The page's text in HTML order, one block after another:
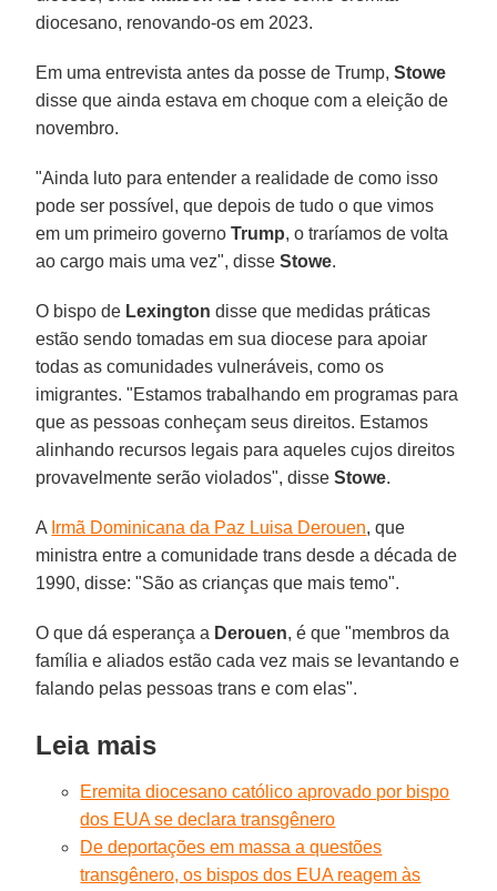
diocesano, renovando-os em 2023.
Em uma entrevista antes da posse de Trump,Stowe
disse que ainda estava em choque com a eleição de
novembro.
"Ainda luto para entender a realidade de como isso
pode ser possível, que depois de tudo o que vimos
em um primeiro governoTrump, o traríamos de volta
ao cargo mais uma vez", disseStowe.
O bispo de Lexington disse que medidas práticas
estão sendo tomadas em sua diocese para apoiar
todas as comunidades vulneráveis, como os
imigrantes. "Estamos trabalhando em programas para
que as pessoas conheçam seus direitos. Estamos
alinhando recursos legais para aqueles cujos direitos
provavelmente serão violados", disseStowe.
A Irmã Dominicana da Paz Luisa Derouen, que
ministra entre a comunidade trans desde a década de
1990, disse: "São as crianças que mais temo".
O que dá esperança a Derouen, é que "membros da
família e aliados estão cada vez mais se levantando e
falando pelas pessoas trans e com elas".
Leia mais
Eremita diocesano católico aprovado por bispo
dos EUA se declara transgênero
De deportações em massa a questões
transgênero, os bispos dos EUA reagem às